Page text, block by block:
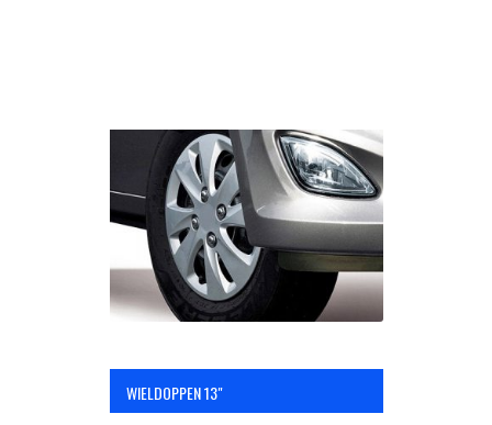
OPC Line
Bedrijfswagen parts
Inloggen / Registreren
WIELDOPPEN 13"